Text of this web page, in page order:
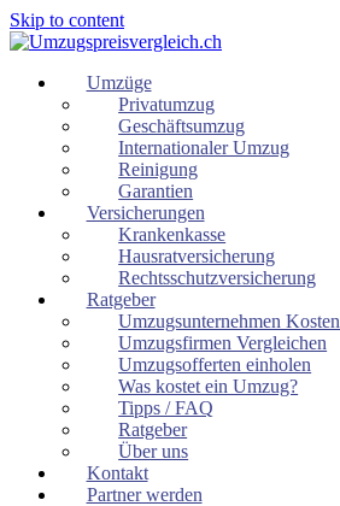
Skip to content
Umzüge
Privatumzug
Geschäftsumzug
Internationaler Umzug
Reinigung
Garantien
Versicherungen
Krankenkasse
Hausratversicherung
Rechtsschutzversicherung
Ratgeber
Umzugsunternehmen Kosten
Umzugsfirmen Vergleichen
Umzugsofferten einholen
Was kostet ein Umzug?
Tipps / FAQ
Ratgeber
Über uns
Kontakt
Partner werden